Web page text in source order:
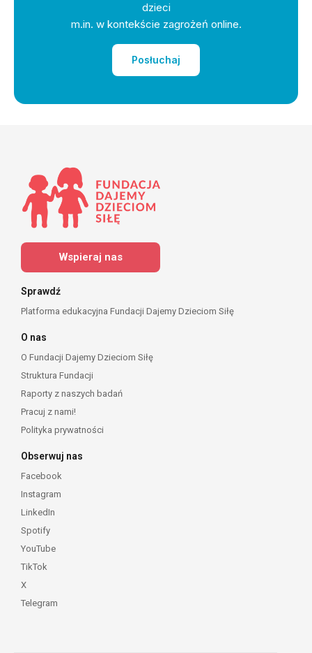
dzieci
m.in. w kontekście zagrożeń online.
Posłuchaj
Wspieraj nas
Sprawdź
Platforma edukacyjna Fundacji Dajemy Dzieciom Siłę
O nas
O Fundacji Dajemy Dzieciom Siłę
Struktura Fundacji
Raporty z naszych badań
Pracuj z nami!
Polityka prywatności
Obserwuj nas
Facebook
Instagram
LinkedIn
Spotify
YouTube
TikTok
X
Telegram